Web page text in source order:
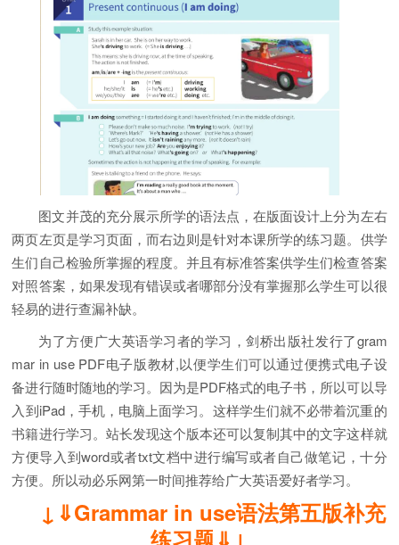
图文并茂的充分展示所学的语法点，在版面设计上分为左右
两页左页是学习页面，而右边则是针对本课所学的练习题。供学
生们自己检验所掌握的程度。并且有标准答案供学生们检查答案
对照答案，如果发现有错误或者哪部分没有掌握那么学生可以很
轻易的进行查漏补缺。
为了方便广大英语学习者的学习，剑桥出版社发行了gram
mar in use PDF电子版教材,以便学生们可以通过便携式电子设
备进行随时随地的学习。因为是PDF格式的电子书，所以可以导
入到iPad，手机，电脑上面学习。这样学生们就不必带着沉重的
书籍进行学习。站长发现这个版本还可以复制其中的文字这样就
方便导入到word或者txt文档中进行编写或者自己做笔记，十分
方便。所以动必乐网第一时间推荐给广大英语爱好者学习。
↓⇓Grammar in use语法第五版补充
练习题⇓↓